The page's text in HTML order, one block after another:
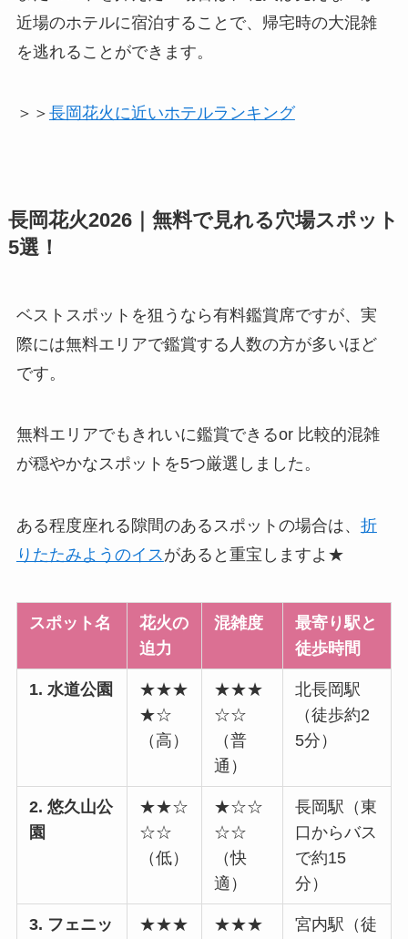
近場のホテルに宿泊することで、帰宅時の大混雑
を逃れることができます。
＞＞ 長岡花火に近いホテルランキング
長岡花火2026｜無料で見れる穴場スポット
5選！
ベストスポットを狙うなら有料鑑賞席ですが、実
際には無料エリアで鑑賞する人数の方が多いほど
です。
無料エリアでもきれいに鑑賞できるor 比較的混雑
が穏やかなスポットを5つ厳選しました。
ある程度座れる隙間のあるスポットの場合は、 折
りたたみようのイスがあると重宝しますよ★
スポット名
花火の
迫力
混雑度
最寄り駅と
徒歩時間
1. 水道公園
★★★
★☆
（高）
★★★
☆☆
（普
通）
北長岡駅
（徒歩約2
5分）
2. 悠久山公
園
★★☆
☆☆
（低）
★☆☆
☆☆
（快
適）
長岡駅（東
口からバス
で約15
分）
3. フェニッ
★★★
★★★
宮内駅（徒